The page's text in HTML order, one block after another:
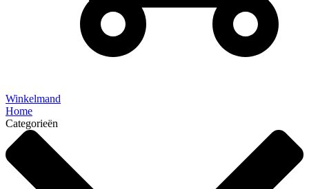
Winkelmand
Home
Categorieën